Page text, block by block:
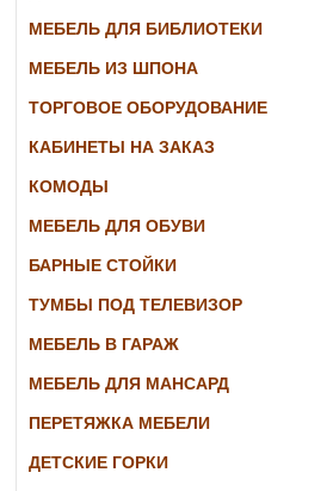
МЕБЕЛЬ ДЛЯ БИБЛИОТЕКИ
МЕБЕЛЬ ИЗ ШПОНА
ТОРГОВОЕ ОБОРУДОВАНИЕ
КАБИНЕТЫ НА ЗАКАЗ
КОМОДЫ
МЕБЕЛЬ ДЛЯ ОБУВИ
БАРНЫЕ СТОЙКИ
ТУМБЫ ПОД ТЕЛЕВИЗОР
МЕБЕЛЬ В ГАРАЖ
МЕБЕЛЬ ДЛЯ МАНСАРД
ПЕРЕТЯЖКА МЕБЕЛИ
ДЕТСКИЕ ГОРКИ